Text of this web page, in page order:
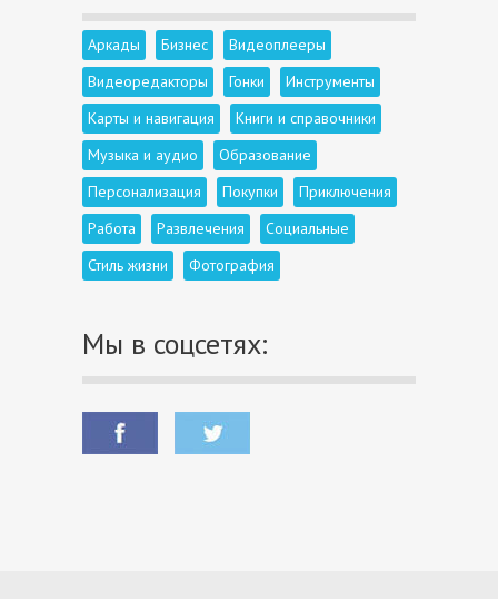
Аркады Бизнес
Видеоплееры
Видеоредакторы
Гонки
Инструменты
Карты и навигация
Книги и справочники
Музыка и аудио
Образование
Персонализация
Покупки
Приключения
Работа
Развлечения
Социальные
Стиль жизни
Фотография
Мы в соцсетях: